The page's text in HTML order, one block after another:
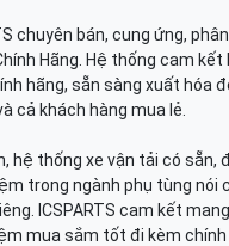
chuyên bán, cung ứng,
Hãng. Hệ thống cam kết
hãng, sẵn sàng xuất hóa
cả khách hàng mua lẻ.
hệ thống xe vận tải có sẵn,
trong ngành phụ tùng nói
ICSPARTS cam kết
mua sắm tốt đi kèm chính